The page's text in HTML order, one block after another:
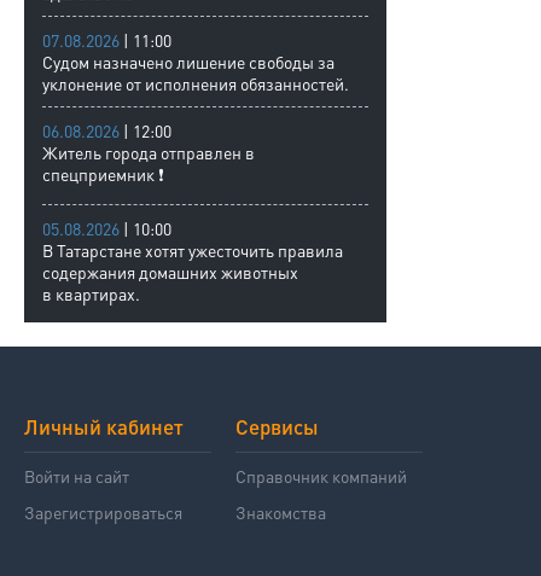
07.08.2026 | 11:00
Судом назначено лишение свободы за
уклонение от исполнения обязанностей.
06.08.2026 | 12:00
Житель города отправлен в
спецприемник ❗
05.08.2026 | 10:00
В Татарстане хотят ужесточить правила
содержания домашних животных
в квартирах.
Личный кабинет
Войти на сайт
Зарегистрироваться
Сервисы
Справочник компаний
Знакомства